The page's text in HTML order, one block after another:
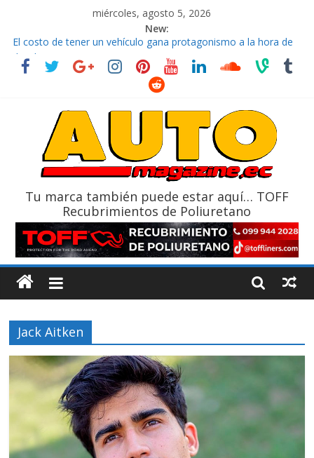
miércoles, agosto 5, 2026
New:
El costo de tener un vehículo gana protagonismo a la hora de
decidir
Ultima película ‘Spider‑Man: Brand New Day’ pone en escena a
La Vuelta al Ecuador 2026, edición 47ª, recorre 7 provincias en 8
La FEDAK recibe 12 Sinotruk Bolden para cubrir las rutas de La
Tu marca también puede estar aquí… TOFF
Recubrimientos de Poliuretano
Jack Aitken